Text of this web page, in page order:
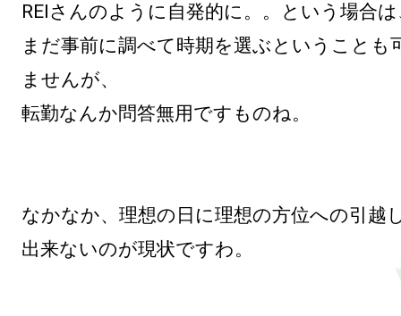
REIさんのように自発的に。。という場合
まだ事前に調べて時期を選ぶということも
ませんが、
転勤なんか問答無用ですものね。
なかなか、理想の日に理想の方位への引越
出来ないのが現状ですわ。